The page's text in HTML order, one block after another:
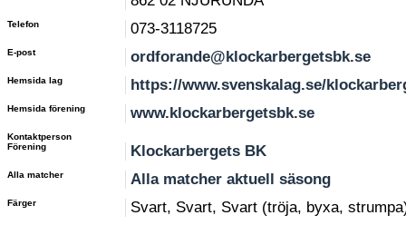
Telefon 073-3118725
E-post ordforande@klockarbergetsbk.se
Hemsida lag https://www.svenskalag.se/
Hemsida förening www.klockarbergetsbk.se
Kontaktperson
Förening
Klockarbergets BK
Alla matcher Alla matcher aktuell säsong
Färger Svart, Svart, Svart (tröja, byxa,